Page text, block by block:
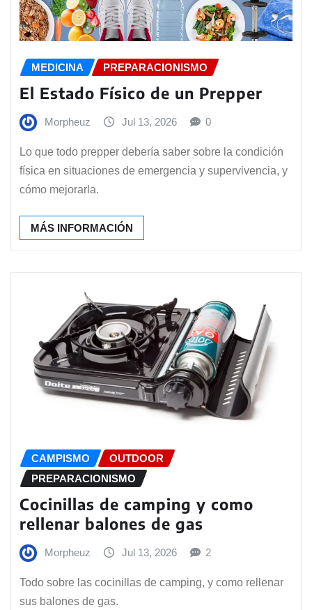
MEDICINA PREPARACIONISMO
El Estado Físico de un Prepper
Morpheuz Jul 13, 2026 0
Lo que todo prepper debería saber sobre la condición
física en situaciones de emergencia y supervivencia, y
cómo mejorarla.
MÁS INFORMACIÓN
CAMPISMO
OUTDOOR
PREPARACIONISMO
Cocinillas de camping y como
rellenar balones de gas
Morpheuz Jul 13, 2026 2
Todo sobre las cocinillas de camping, y como rellenar
sus balones de gas.